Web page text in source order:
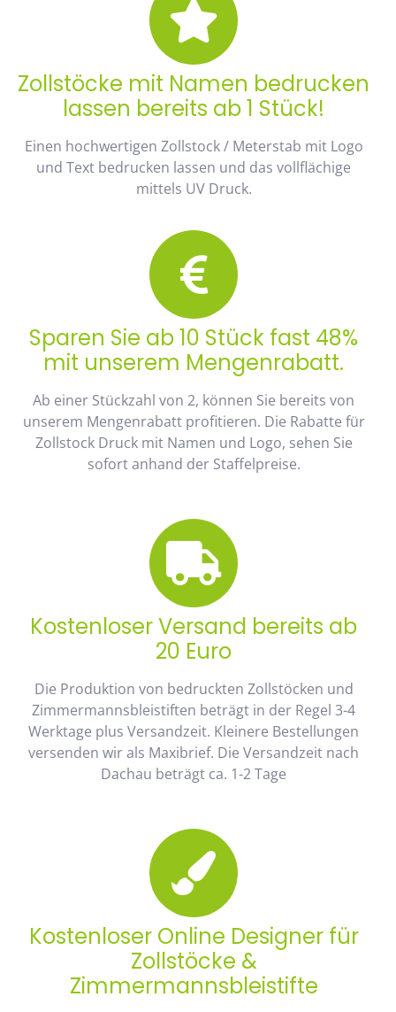
Zollstöcke mit Namen bedrucken
lassen bereits ab 1 Stück!
Einen hochwertigen Zollstock / Meterstab mit Logo
und Text bedrucken lassen und das vollflächige
mittels UV Druck.
Sparen Sie ab 10 Stück fast 48%
mit unserem Mengenrabatt.
Ab einer Stückzahl von 2, können Sie bereits von
unserem Mengenrabatt profitieren. Die Rabatte für
Zollstock Druck mit Namen und Logo, sehen Sie
sofort anhand der Staffelpreise.
Kostenloser Versand bereits ab
20 Euro
Die Produktion von bedruckten Zollstöcken und
Zimmermannsbleistiften beträgt in der Regel 3-4
Werktage plus Versandzeit. Kleinere Bestellungen
versenden wir als Maxibrief. Die Versandzeit nach
Dachau beträgt ca. 1-2 Tage
Kostenloser Online Designer für
Zollstöcke &
Zimmermannsbleistifte